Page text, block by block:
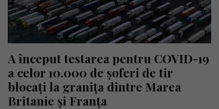
A început testarea pentru COVID-19
a celor 10.000 de șoferi de tir
blocați la granița dintre Marea
Britanie și Franța